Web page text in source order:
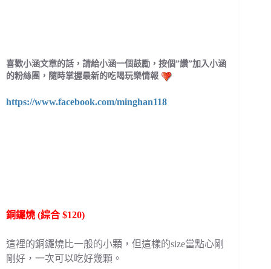
喜歡小涵文章的話，請給小涵一個鼓勵，按個”讚”加入小涵
的粉絲團，隨時掌握最新的吃喝玩樂情報
https://www.facebook.com/minghan118
銅鑼燒 (綜合 $120)
這裡的銅鑼燒比一般的小顆，但這樣的size當點心剛
剛好，一次可以吃好幾顆。